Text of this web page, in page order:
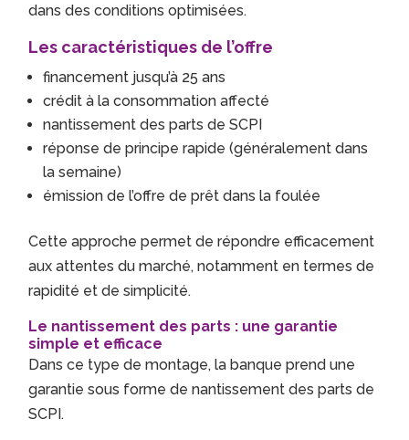
dans des conditions optimisées.
Les caractéristiques de l’offre
financement jusqu’à 25 ans
crédit à la consommation affecté
nantissement des parts de SCPI
réponse de principe rapide (généralement dans
la semaine)
émission de l’offre de prêt dans la foulée
Cette approche permet de répondre efficacement
aux attentes du marché, notamment en termes de
rapidité et de simplicité.
Le nantissement des parts : une garantie
simple et efficace
Dans ce type de montage, la banque prend une
garantie sous forme de nantissement des parts de
SCPI.